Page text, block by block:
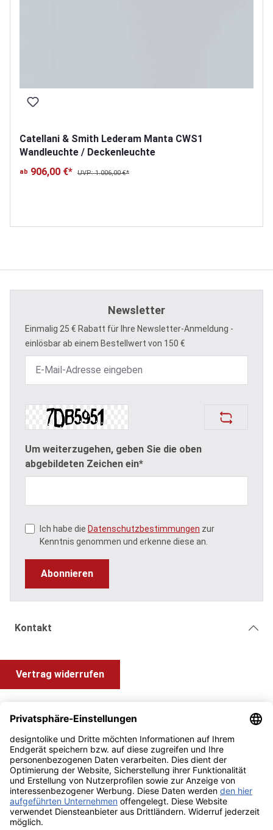
Catellani & Smith Lederam Manta CWS1
Wandleuchte / Deckenleuchte
ab 906,00 €* UVP: 1.006,00 €*
Newsletter
Einmalig 25 € Rabatt für Ihre Newsletter-Anmeldung -
einlösbar ab einem Bestellwert von 150 €
Um weiterzugehen, geben Sie die oben
abgebildeten Zeichen ein*
Ich habe die Datenschutzbestimmungen zur
Kenntnis genommen und erkenne diese an.
Abonnieren
Kontakt
Vertrag widerrufen
Information und Impressum
Zahlung & Versand